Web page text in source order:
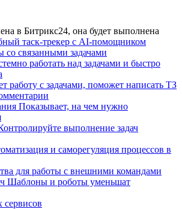
в Битрикс24, она будет выполнена
таск-трекер с AI-помощником
со связанными задачами
работать над задачами и быстро
работу с задачами, поможет написать ТЗ
Показывает, на чем нужно
выполнение задач
и саморегуляция процессов в
для работы с внешними командами
Шаблоны и роботы уменьшат
сервисов